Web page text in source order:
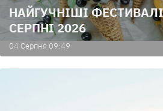
НАЙГУЧНІШІ
СЕРПНІ 2026
04 Серпня 09:49